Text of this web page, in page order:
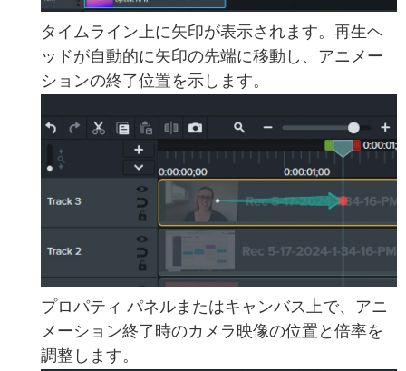
タイムライン上に矢印が表示されます。再生ヘ
ッドが自動的に矢印の先端に移動し、アニメー
ションの終了位置を示します。
プロパティ パネルまたはキャンバス上で、アニ
メーション終了時のカメラ映像の位置と倍率を
調整します。